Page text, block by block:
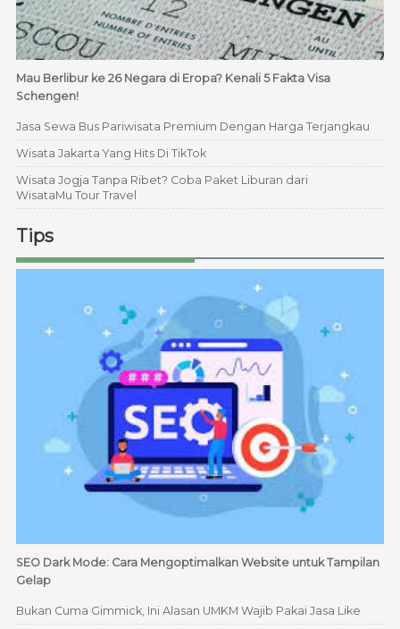
Mau Berlibur ke 26 Negara di Eropa? Kenali 5 Fakta Visa
Schengen!
Jasa Sewa Bus Pariwisata Premium Dengan Harga Terjangkau
Wisata Jakarta Yang Hits Di TikTok
Wisata Jogja Tanpa Ribet? Coba Paket Liburan dari
WisataMu Tour Travel
Tips
SEO Dark Mode: Cara Mengoptimalkan Website untuk Tampilan
Gelap
Bukan Cuma Gimmick, Ini Alasan UMKM Wajib Pakai Jasa Like